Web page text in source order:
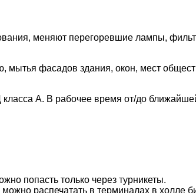
меняют перегоревшие лампы,
мытья фасадов здания, окон, мест
А. В рабочее время от/до
попасть только через турникеты.
распечатать в терминалах в холле